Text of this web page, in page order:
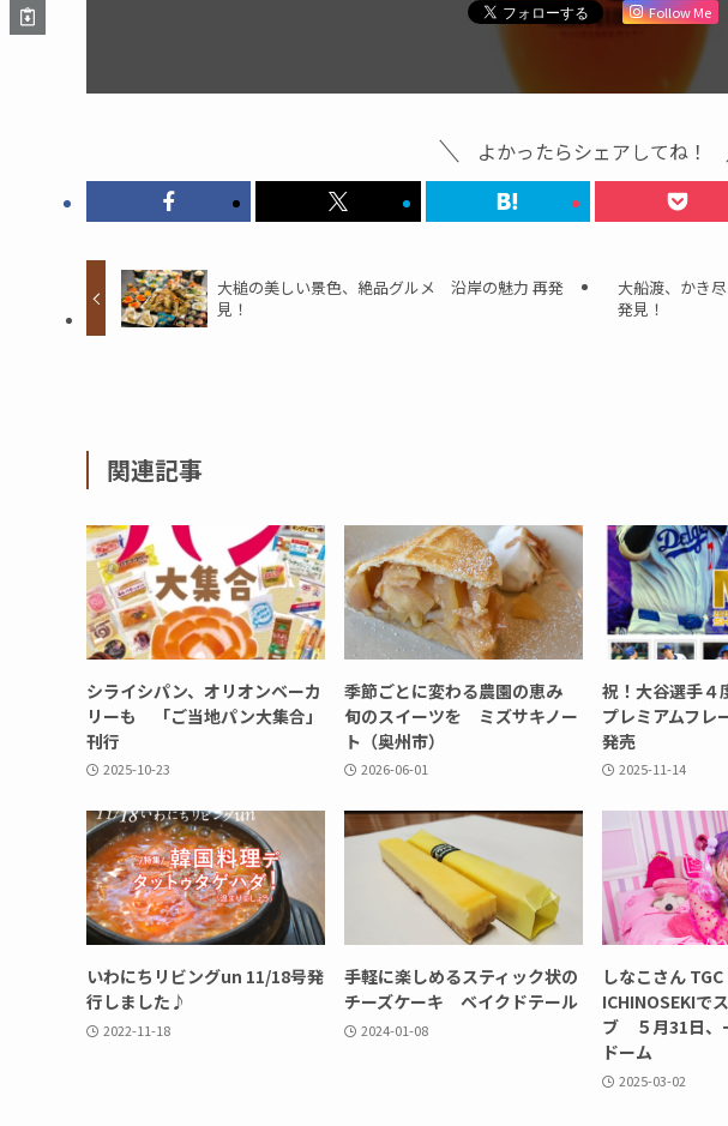
Follow Me
よかったらシェアしてね！
大槌の美しい景色、絶品グルメ 沿岸の魅力 再発
見！
大船渡、かき
発見！
関連記事
シライシパン、オリオンベーカ
リーも 「ご当地パン大集合」
刊行
2025-10-23
季節ごとに変わる農園の恵み
旬のスイーツを ミズサキノー
ト（奥州市）
2026-06-01
祝！大谷選手
プレミアムフレ
発売
2025-11-14
いわにちリビングun 11/18号発
行しました♪
2022-11-18
手軽に楽しめるスティック状の
チーズケーキ ベイクドテール
2024-01-08
しなこさん
ICHINOSEKIで
ブ ５月31日、
ドーム
2025-03-02